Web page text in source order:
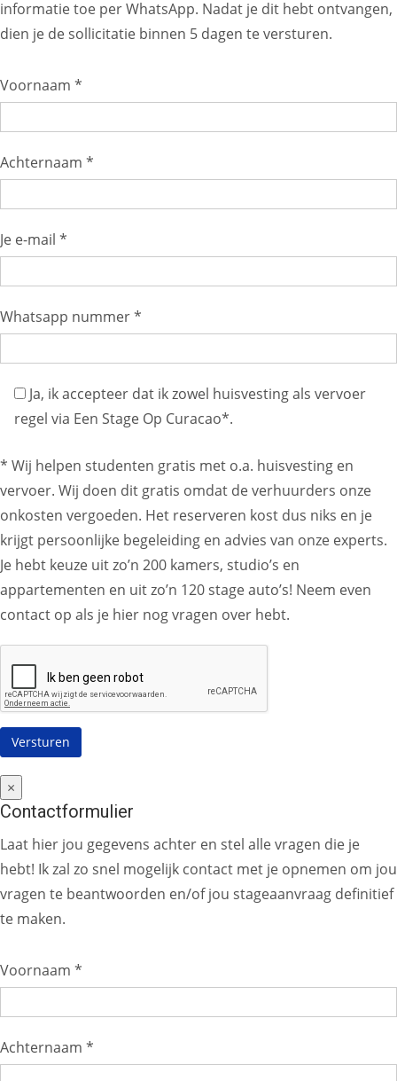
informatie toe per WhatsApp. Nadat je dit hebt ontvangen,
dien je de sollicitatie binnen 5 dagen te versturen.
Voornaam *
Achternaam *
Je e-mail *
Whatsapp nummer *
Ja, ik accepteer dat ik zowel huisvesting als vervoer
regel via Een Stage Op Curacao*.
* Wij helpen studenten gratis met o.a. huisvesting en
vervoer. Wij doen dit gratis omdat de verhuurders onze
onkosten vergoeden. Het reserveren kost dus niks en je
krijgt persoonlijke begeleiding en advies van onze experts.
Je hebt keuze uit zo’n 200 kamers, studio’s en
appartementen en uit zo’n 120 stage auto’s! Neem even
contact op als je hier nog vragen over hebt.
×
Contactformulier
Laat hier jou gegevens achter en stel alle vragen die je
hebt! Ik zal zo snel mogelijk contact met je opnemen om jou
vragen te beantwoorden en/of jou stageaanvraag definitief
te maken.
Voornaam *
Achternaam *